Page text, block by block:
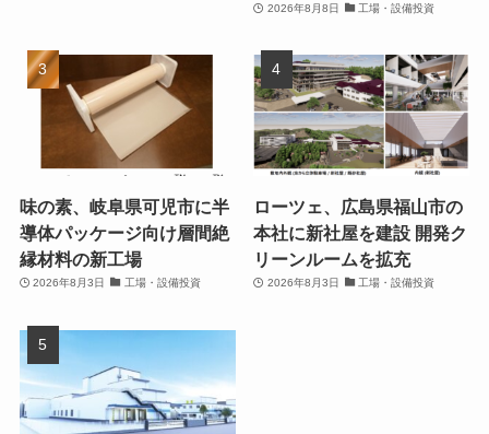
2026年8月8日 工場・設備投資
味の素、岐阜県可児市に半
導体パッケージ向け層間絶
縁材料の新工場
2026年8月3日 工場・設備投資
ローツェ、広島県福山市の
本社に新社屋を建設 開発ク
リーンルームを拡充
2026年8月3日 工場・設備投資